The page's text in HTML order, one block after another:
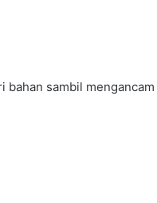
sambil mengancam